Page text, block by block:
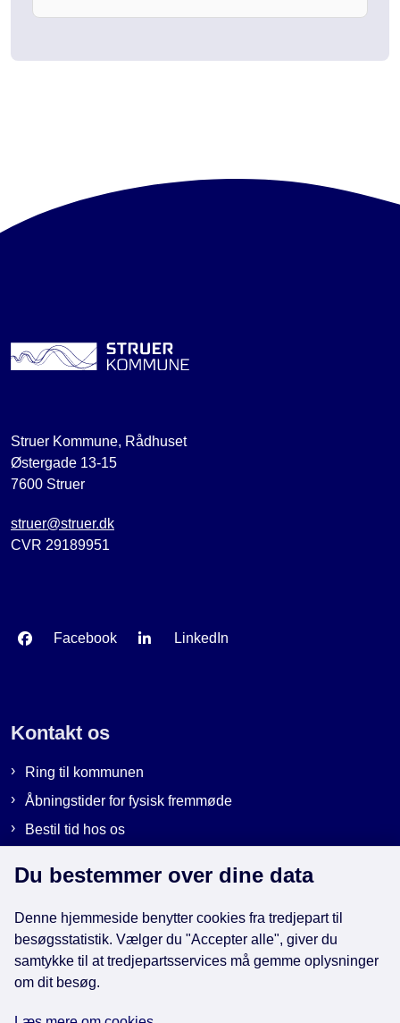
Struer Kommune, Rådhuset
Østergade 13-15
7600 Struer
struer@struer.dk
CVR 29189951
Facebook LinkedIn
Kontakt os
Ring til kommunen
Åbningstider for fysisk fremmøde
Bestil tid hos os
Genveje
EAN-numre i kommunen
Du bestemmer over dine data
Denne hjemmeside benytter cookies fra tredjepart til
besøgsstatistik. Vælger du "Accepter alle", giver du
samtykke til at tredjepartsservices må gemme oplysninger
om dit besøg.